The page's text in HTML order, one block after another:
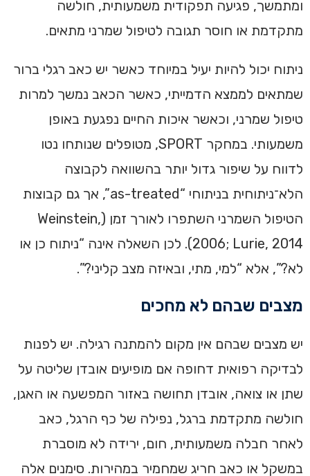
ומתמשך, פגיעה תפקודית משמעותית, חולשה
מתקדמת או חוסר תגובה לטיפול שמרני מתאים.
ניתוח יכול להיות יעיל במיוחד כאשר יש כאב רגלי ברור
שמתאים לממצא הדמייתי, כאשר הכאב נמשך למרות
טיפול שמרני, וכאשר איכות החיים נפגעת באופן
משמעותי. במחקר SPORT, מטופלים שנותחו נטו
לדווח על שיפור גדול יותר בהשוואה לקבוצה
הלא־ניתוחית בניתוחי “as-treated”, אך גם קבוצות
הטיפול השמרני השתפרו לאורך זמן (Weinstein,
2006; Lurie, 2014). לכן השאלה אינה “ניתוח כן או
לא?”, אלא “למי, מתי, ובאיזה מצב קליני?”.
מצבים שבהם לא מחכים
יש מצבים שבהם אין מקום להמתנה רגילה. יש לפנות
לבדיקה רפואית דחופה אם מופיעים אובדן שליטה על
שתן או צואה, אובדן תחושה באזור המפשעה או האגן,
חולשה מתקדמת ברגל, נפילה של כף הרגל, כאב
לאחר חבלה משמעותית, חום, ירידה לא מוסברת
במשקל או כאב חריג שמחמיר במהירות. סימנים אלה